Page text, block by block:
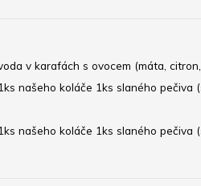
v karafách s ovocem (máta,
našeho koláče 1ks slaného
našeho koláče 1ks slaného